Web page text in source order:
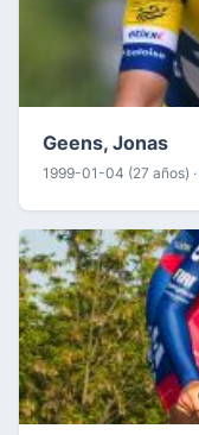
Geens, Jonas
1999-01-04 (27 años) ·